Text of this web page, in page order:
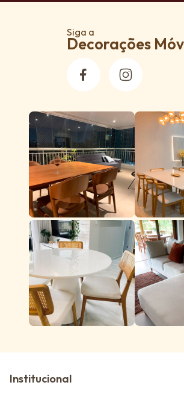
Siga a
Decorações
Institucional